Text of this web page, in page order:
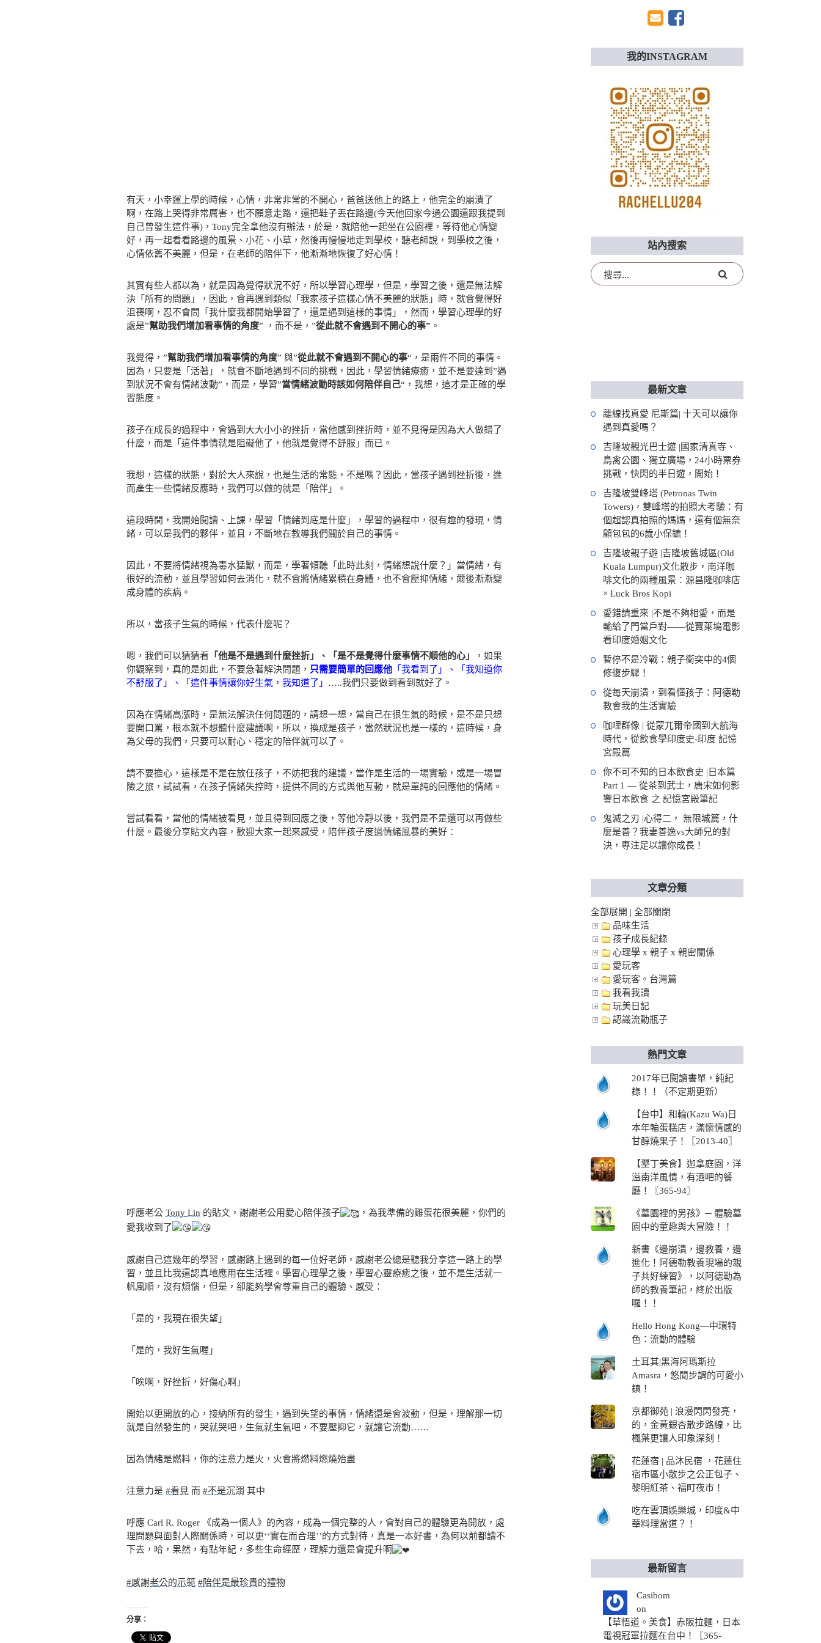
有天，小幸運上學的時候，心情，非常非常的不開心，爸爸送他上的路上，他完全的崩潰了
啊，在路上哭得非常厲害，也不願意走路，還把鞋子丟在路邊(今天他回家今過公園還跟我提到
自己曾發生這件事)，Tony完全拿他沒有辦法，於是，就陪他一起坐在公園裡，等待他心情變
好，再一起看看路邊的風景、小花、小草，然後再慢慢地走到學校，聽老師說，到學校之後，
心情依舊不美麗，但是，在老師的陪伴下，他漸漸地恢復了好心情！
其實有些人都以為，就是因為覺得狀況不好，所以學習心理學，但是，學習之後，還是無法解
決「所有的問題」，因此，會再遇到類似「我家孩子這樣心情不美麗的狀態」時，就會覺得好
沮喪啊，忍不會問「我什麼我都開始學習了，還是遇到這樣的事情」，然而，學習心理學的好
處是”幫助我們增加看事情的角度” ，而不是，”從此就不會遇到不開心的事” 。
我覺得，”幫助我們增加看事情的角度” 與”從此就不會遇到不開心的事“，是兩件不同的事情。
因為，只要是「活著」，就會不斷地遇到不同的挑戰，因此，學習情緒療癒，並不是要達到”遇
到狀況不會有情緒波動”，而是，學習”當情緒波動時該如何陪伴自己“，我想，這才是正確的學
習態度。
孩子在成長的過程中，會遇到大大小小的挫折，當他感到挫折時，並不見得是因為大人做錯了
什麼，而是「這件事情就是阻礙他了，他就是覺得不舒服」而已。
我想，這樣的狀態，對於大人來說，也是生活的常態，不是嗎？因此，當孩子遇到挫折後，進
而產生一些情緒反應時，我們可以做的就是「陪伴」。
這段時間，我開始閱讀、上課，學習「情緒到底是什麼」，學習的過程中，很有趣的發現，情
緒，可以是我們的夥伴，並且，不斷地在教導我們關於自己的事情。
因此，不要將情緒視為毒水猛獸，而是，學著傾聽「此時此刻，情緒想說什麼？」當情緒，有
很好的流動，並且學習如何去消化，就不會將情緒累積在身體，也不會壓抑情緒，爾後漸漸變
成身體的疾病。
所以，當孩子生氣的時候，代表什麼呢？
嗯，我們可以猜猜看 「他是不是遇到什麼挫折」、「是不是覺得什麼事情不順他的心」
，如果
你觀察到，真的是如此，不要急著解決問題， 只需要簡單的回應他 「我看到了」、「我知道你
不舒服了」、「這件事情讓你好生氣，我知道了」 …..我們只要做到看到就好了。
因為在情緒高漲時，是無法解決任何問題的，請想一想，當自己在很生氣的時候，是不是只想
要開口罵，根本就不想聽什麼建議啊，所以，換成是孩子，當然狀況也是一樣的，這時候，身
為父母的我們，只要可以耐心、穩定的陪伴就可以了。
請不要擔心，這樣是不是在放任孩子，不妨把我的建議，當作是生活的一場實驗，或是一場冒
險之旅，試試看，在孩子情緒失控時，提供不同的方式與他互動，就是單純的回應他的情緒。
嘗試看看，當他的情緒被看見，並且得到回應之後，等他冷靜以後，我們是不是還可以再做些
什麼。最後分享貼文內容，歡迎大家一起來感受，陪伴孩子度過情緒風暴的美好：
呼應老公 Tony Lin 的貼文，謝謝老公用愛心陪伴孩子 ，為我準備的雞蛋花很美麗， 你們的
愛我收到了
感謝自己這幾年的學習，感謝路上遇到的每一位好老師，感謝老公總是聽我分享這一路上的學
習，並且比我還認真地應用在生活裡。 學習心理學之後，學習心靈療癒之後，並不是生活就一
帆風順，沒有煩惱，但是，卻能夠學會尊重自己的體驗、感受：
「是的，我現在很失望」
「是的，我好生氣喔」
「唉啊，好挫折，好傷心啊」
開始以更開放的心，接納所有的發生，遇到失望的事情，情緒還是會波動，但是，理解那一切
就是自然發生的，哭就哭吧，生氣就生氣吧，不要壓抑它，就讓它流動……
因為情緒是燃料，你的注意力是火，火會將燃料燃燒殆盡
注意力是 #看見 而 #不是沉溺 其中
呼應 Carl R. Roger 《成為一個人》的內容，成為一個完整的人，會對自己的體驗更為開放，處
理問題與面對人際關係時，可以更‘‘實在而合理’’的方式對待，真是一本好書，為何以前都讀不
下去，哈，果然，有點年紀，多些生命經歷，理解力還是會提升啊
#感謝老公的示範 #陪伴是最珍貴的禮物
分享：
我的INSTAGRAM
站內搜索
最新文章
離線找真愛 尼斯篇| 十天可以讓你
遇到真愛嗎？
吉隆坡觀光巴士遊 |國家清真寺、
鳥禽公園、獨立廣場，24小時票券
挑戰，快閃的半日遊，開始！
吉隆坡雙峰塔 (Petronas Twin
Towers)，雙峰塔的拍照大考驗：有
個超認真拍照的媽媽，還有個無奈
顧包包的6歲小保鑣！
吉隆坡親子遊 |吉隆坡舊城區(Old
Kuala Lumpur)文化散步，南洋咖
啡文化的兩種風景：源昌隆咖啡店
× Luck Bros Kopi
愛錯請重來 |不是不夠相愛，而是
輸給了門當戶對——從寶萊塢電影
看印度婚姻文化
暫停不是冷戰：親子衝突中的4個
修復步驟！
從每天崩潰，到看懂孩子：阿德勒
教會我的生活實驗
咖哩群像 | 從蒙兀爾帝國到大航海
時代，從飲食學印度史-印度 記憶
宮殿篇
你不可不知的日本飲食史 |日本篇
Part 1 — 從茶到武士，唐宋如何影
響日本飲食 之 記憶宮殿筆記
鬼滅之刃 |心得二， 無限城篇，什
麼是善？我妻善逸vs大師兄的對
決，專注足以讓你成長！
文章分類
全部展開 | 全部關閉
品味生活
孩子成長紀錄
心理學 x 親子 x 親密關係
愛玩客
愛玩客。台灣篇
我看我讀
玩美日記
認識流動瓶子
熱門文章
2017年已閱讀書單，純紀
錄！！（不定期更新）
【台中】和輪(Kazu Wa)日
本年輪蛋糕店，滿懷情感的
甘醇燒果子！〖2013-40〗
【墾丁美食】迦拿庭園，洋
溢南洋風情，有酒吧的餐
廳！〖365-94〗
《墓園裡的男孩》─ 體驗墓
園中的童趣與大冒險！！
新書《邊崩潰，邊教養，邊
進化！阿德勒教養現場的親
子共好練習》，以阿德勒為
師的教養筆記，終於出版
囉！！
Hello Hong Kong—中環特
色：流動的體驗
土耳其|黑海阿瑪斯拉
Amasra，悠閒步調的可愛小
鎮！
京都御苑 | 浪漫閃閃發亮，
的，金黃銀杏散步路線，比
楓葉更讓人印象深刻！
花蓮宿 | 品沐民宿 ，花蓮住
宿市區小散步之公正包子、
黎明紅茶、福町夜市！
吃在雲頂娛樂城，印度&中
華料理當道？！
最新留言
Casibom
on
【草悟道。美食】赤阪拉麵，日本
電視冠軍拉麵在台中！〖365-